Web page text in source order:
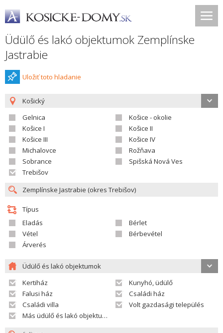
Üdülő és lakó objektumok Zemplínske
Jastrabie
Uložiť toto hladanie
Košický
Gelnica
Košice - okolie
Košice I
Košice II
Košice III
Košice IV
Michalovce
Rožňava
Sobrance
Spišská Nová Ves
Trebišov
Típus
Eladás
Bérlet
Vétel
Bérbevétel
Árverés
Üdülő és lakó objektumok
Kertiház
Kunyhó, üdülő
Falusi ház
Családi ház
Családi villa
Volt gazdasági település
Más üdülő és lakó objektumok